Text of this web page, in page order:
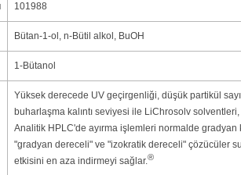
101988
Bütan-1-ol, n-Bütil alkol, BuOH
1-Bütanol
Yüksek derecede UV geçirgenliği, düşük partikül
buharlaşma kalıntı seviyesi ile LiChrosolv
Analitik HPLC'de ayırma işlemleri normalde
"gradyan dereceli" ve "izokratik dereceli" çözücüler
etkisini en aza indirmeyi sağlar.®